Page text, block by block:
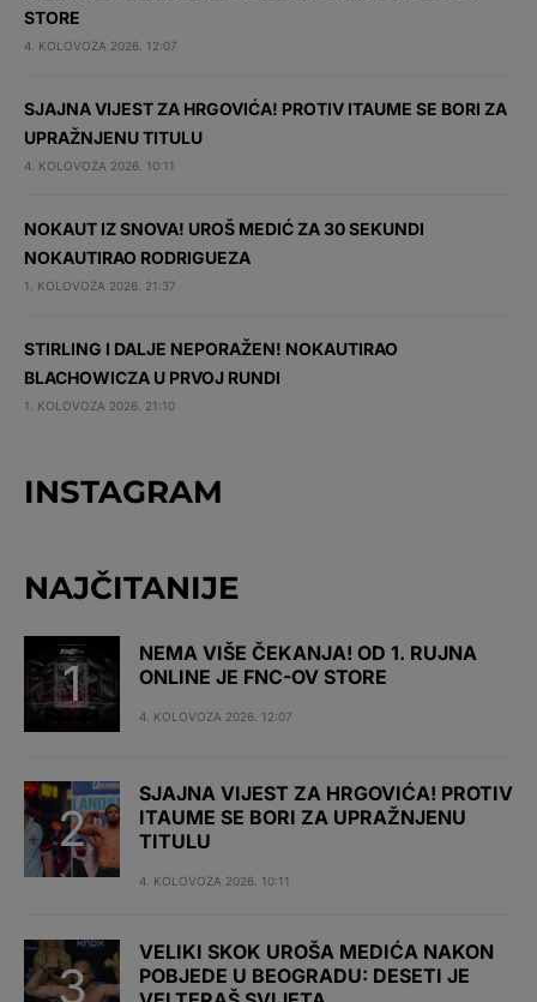
STORE
4. KOLOVOZA 2026. 12:07
SJAJNA VIJEST ZA HRGOVIĆA! PROTIV ITAUME SE BORI ZA
UPRAŽNJENU TITULU
4. KOLOVOZA 2026. 10:11
NOKAUT IZ SNOVA! UROŠ MEDIĆ ZA 30 SEKUNDI
NOKAUTIRAO RODRIGUEZA
1. KOLOVOZA 2026. 21:37
STIRLING I DALJE NEPORAŽEN! NOKAUTIRAO
BLACHOWICZA U PRVOJ RUNDI
1. KOLOVOZA 2026. 21:10
INSTAGRAM
NAJČITANIJE
NEMA VIŠE ČEKANJA! OD 1. RUJNA
ONLINE JE FNC-OV STORE
4. KOLOVOZA 2026. 12:07
SJAJNA VIJEST ZA HRGOVIĆA! PROTIV
ITAUME SE BORI ZA UPRAŽNJENU
TITULU
4. KOLOVOZA 2026. 10:11
VELIKI SKOK UROŠA MEDIĆA NAKON
POBJEDE U BEOGRADU: DESETI JE